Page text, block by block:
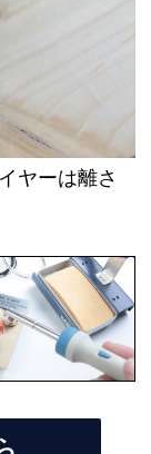
ヤーは離さ